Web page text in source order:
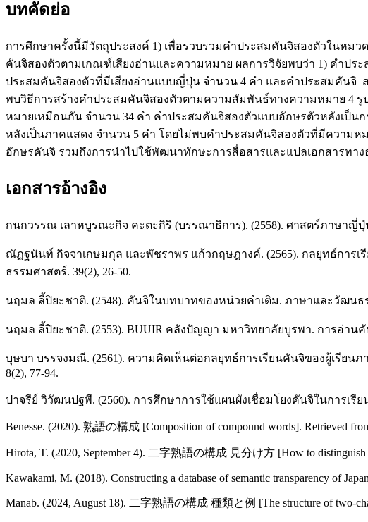
บทคัดย่อ
การศึกษาครั้งนี้มีวัตถุประสงค์ 1) เพื่อรวบรวมคำประสมคันจิสองตัวในหม
คันจิสองตัวตามเกณฑ์เสียงอ่านและความหมาย ผลการวิจัยพบว่า 1) คำปร
ประสมคันจิสองตัวที่มีเสียงอ่านแบบญี่ปุ่น จำนวน 4 คำ และคำประสมคันจิ
พบวิธีการสร้างคำประสมคันจิสองตัวตามความสัมพันธ์ทางความหมาย 4
หมายเหมือนกัน จำนวน 34 คำ คำประสมคันจิสองตัวแบบอักษรตัวหลังเป็
หลังเป็นภาคแสดง จำนวน 5 คำ โดยไม่พบคำประสมคันจิสองตัวที่มีความห
อักษรคันจิ รวมถึงการนำไปใช้พัฒนาทักษะการสื่อสารและแปลเอกสารทาง
เอกสารอ้างอิง
กนกวรรณ เลาหบูรณะกิจ คะตะกิริ (บรรณาธิการ). (2558). ศาสตร์ภาษา
ณัฏฐนันท์ กิจจาเกษมกุล และพัชราพร แก้วกฤษฎางค์. (2565). กลยุทธ์การ
ธรรมศาสตร์. 39(2), 26-50.
นฤมล ลี้ปิยะชาติ. (2548). คันจิในบทบาทของหน่วยคำเติม. ภาษาและวัฒนธร
นฤมล ลี้ปิยะชาติ. (2553). BUUIR คลังปัญญา มหาวิทยาลัยบูรพา. การอ่าน
บุษบา บรรจงมณี. (2561). ความคิดเห็นต่อกลยุทธ์การเรียนคันจิของผู้เรีย
8(2), 77-94.
ปาจรีย์ วิวัฒนปฐพี. (2560). การศึกษาการใช้แผนผังเชื่อมโยงคันจิในการเ
Benesse. (2020). 熟語の構成 [Composition of compound words]. Retrieved
Hirota, T. (2020, September 4). 二字熟語の構成 見分け方 [How to
Kawakami, M. (2018). Constructing a database of semantic transparency of
Manab. (2024, August 18). 二字熟語の構成 種類と例 [The structure of two-